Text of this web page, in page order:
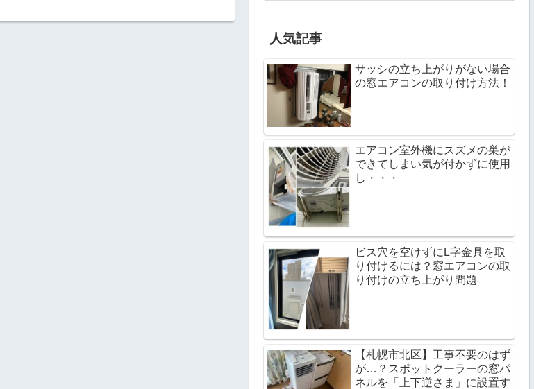
人気記事
サッシの立ち上がりがない場合
の窓エアコンの取り付け方法！
エアコン室外機にスズメの巣が
できてしまい気が付かずに使用
し・・・
ビス穴を空けずにL字金具を取
り付けるには？窓エアコンの取
り付けの立ち上がり問題
【札幌市北区】工事不要のはず
が…？スポットクーラーの窓パ
ネルを「上下逆さま」に設置す